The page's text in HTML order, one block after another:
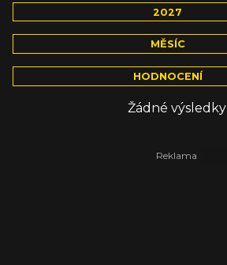
2027
MĚSÍC
HODNOCENÍ
Žádné výsledky